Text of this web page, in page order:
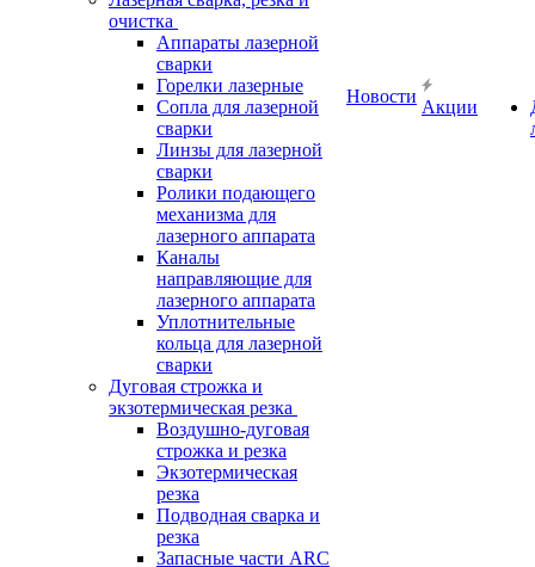
очистка
Аппараты лазерной
сварки
Горелки лазерные
Сопла для лазерной
сварки
Линзы для лазерной
сварки
Ролики подающего
механизма для
лазерного аппарата
Каналы
направляющие для
лазерного аппарата
Уплотнительные
кольца для лазерной
сварки
Дуговая строжка и
экзотермическая резка
Воздушно-дуговая
строжка и резка
Экзотермическая
резка
Подводная сварка и
резка
Запасные части ARC
Новости
Акции